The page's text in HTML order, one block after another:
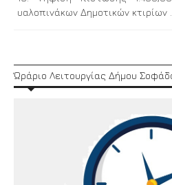
υαλοπινάκων Δημοτικών κτιρίων .
Ώράριο Λειτουργίας Δήμου